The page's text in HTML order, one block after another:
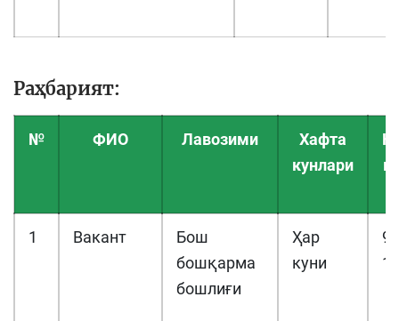
Раҳбарият:
№ ФИО Лавозими
Хафта
кунлари
1 Вакант
Бош
бошқарма
бошлиғи
Ҳар
куни